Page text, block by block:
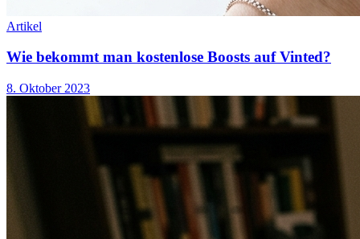
Artikel
Wie bekommt man kostenlose Boosts auf Vinted?
8. Oktober 2023